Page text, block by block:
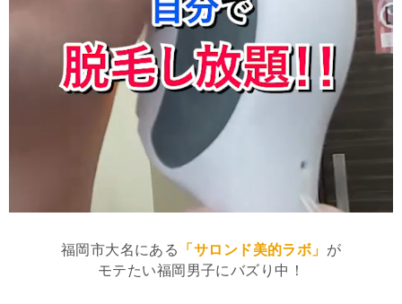
福岡市大名にある 「サロンド美的ラボ」 が
モテたい福岡男子にバズり中！